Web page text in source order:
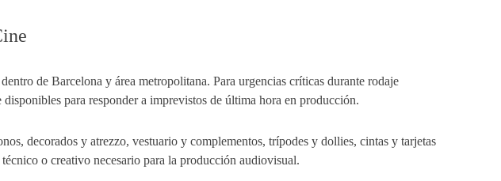
de Barcelona y área metropolitana. Para urgencias críticas durante rodaje
para responder a imprevistos de última hora en producción.
decorados y atrezzo, vestuario y complementos, trípodes y dollies, cintas y tarjetas
o creativo necesario para la producción audiovisual.